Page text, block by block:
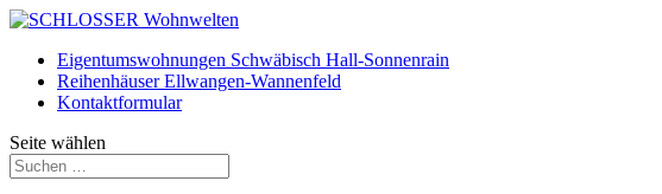
Eigentumswohnungen Schwäbisch Hall-Sonnenrain
Reihenhäuser Ellwangen-Wannenfeld
Kontaktformular
Seite wählen